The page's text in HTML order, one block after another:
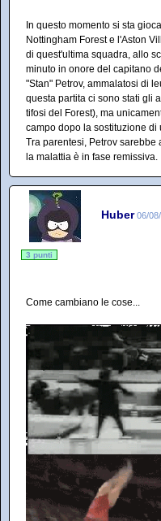
In questo momento si sta
Nottingham Forest e l'Aston
di quest'ultima squadra, allo
minuto in onore del capitano
"Stan" Petrov, ammalatosi di
questa partita ci sono stati gli
tifosi del Forest), ma
campo dopo la sostituzione
Tra parentesi, Petrov sarebbe
la malattia è in fase remissiva.
Huber 06/
3 punti
Come cambiano le cose...